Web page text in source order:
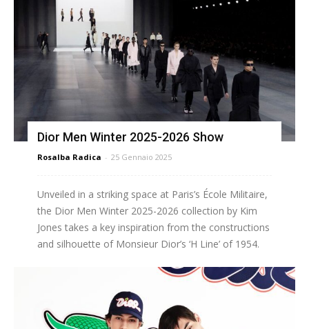
Dior Men Winter 2025-2026 Show
Rosalba Radica - 25 Gennaio 2025
Unveiled in a striking space at Paris’s École Militaire,
the Dior Men Winter 2025-2026 collection by Kim
Jones takes a key inspiration from the constructions
and silhouette of Monsieur Dior’s ‘H Line’ of 1954.